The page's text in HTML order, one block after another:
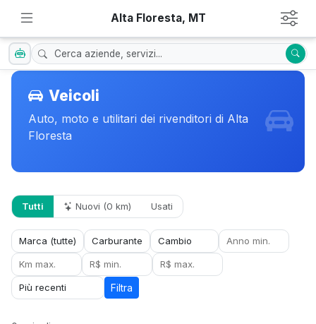
Alta Floresta, MT
Veicoli
Auto, moto e utilitari dei rivenditori di Alta
Floresta
Tutti Nuovi (0 km) Usati
Filtra